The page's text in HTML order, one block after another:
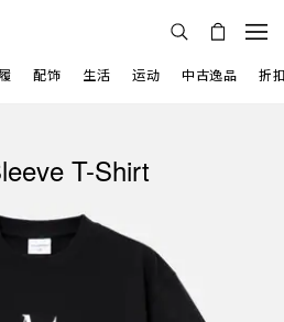
配饰 生活 运动 中古逸品 折
T-Shirt